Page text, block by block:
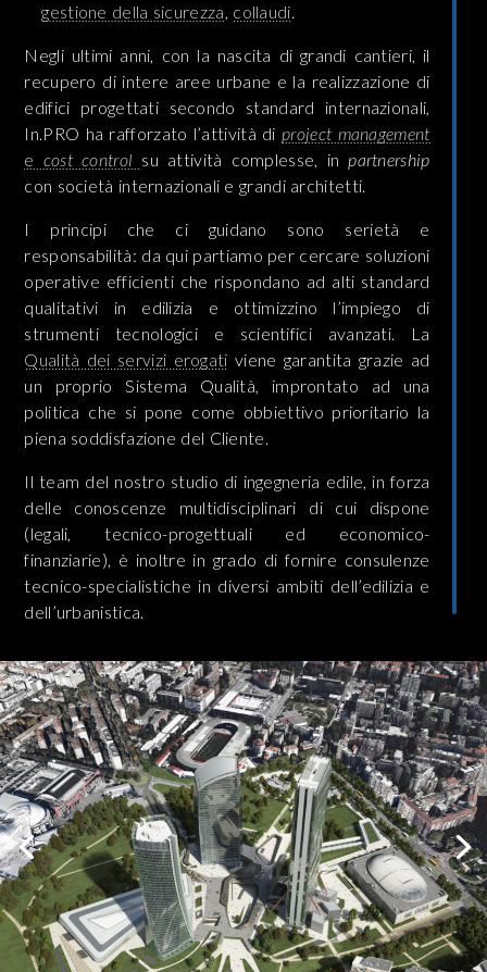
gestione della sicurezza, collaudi.
Negli ultimi anni, con la nascita di grandi cantieri, il
recupero di intere aree urbane e la realizzazione di
edifici progettati secondo standard internazionali,
In.PRO ha rafforzato l’attività di project management
e cost control su attività complesse, in partnership
con società internazionali e grandi architetti.
I principi che ci guidano sono serietà e
responsabilità: da qui partiamo per cercare soluzioni
operative efficienti che rispondano ad alti standard
qualitativi in edilizia e ottimizzino l’impiego di
strumenti tecnologici e scientifici avanzati. La
Qualità dei servizi erogati viene garantita grazie ad
un proprio Sistema Qualità, improntato ad una
politica che si pone come obbiettivo prioritario la
piena soddisfazione del Cliente.
Il team del nostro studio di ingegneria edile, in forza
delle conoscenze multidisciplinari di cui dispone
(legali, tecnico-progettuali ed economico-
finanziarie), è inoltre in grado di fornire consulenze
tecnico-specialistiche in diversi ambiti dell’edilizia e
dell’urbanistica.